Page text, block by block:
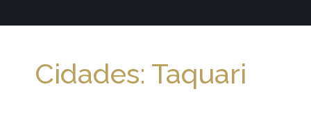
Cidades: Taquari